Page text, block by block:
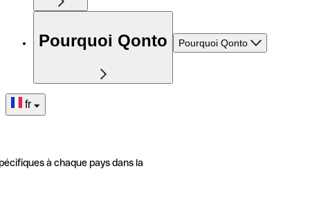
Pourquoi Qonto Pourquoi Qonto
fr
à chaque pays dans la